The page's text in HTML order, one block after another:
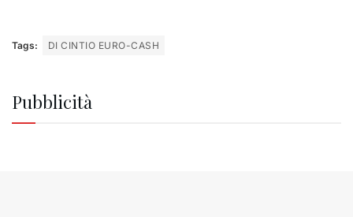
Tags: DI CINTIO EURO-CASH
Pubblicità